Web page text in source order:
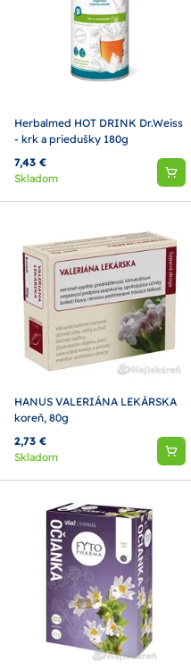
Herbalmed HOT DRINK Dr.Weiss
- krk a priedušky 180g
7,43 €
Skladom
HANUS VALERIÁNA LEKÁRSKA
koreň, 80g
2,73 €
Skladom